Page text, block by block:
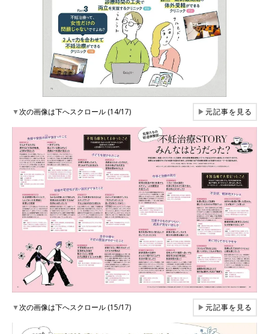
▼次の画像は下へスクロール (14/17) ▶元記事を見る
▼次の画像は下へスクロール (15/17) ▶元記事を見る